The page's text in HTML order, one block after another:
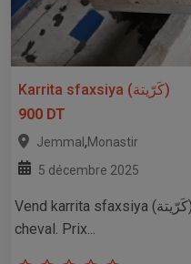
Karrita sfaxsiya (كَرّيتة)
900 DT
Jemmal ,Monastir
5 décembre 2025
Vend karrita sfaxsiya (كَرّيتة) en très bonne état pour âne ou
cheval. Prix...